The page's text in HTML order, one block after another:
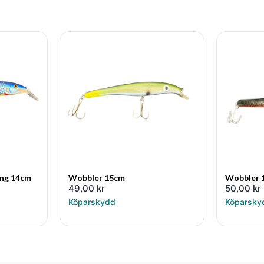
14cm Wobbler 15cm
49,00 kr
Köparskydd
Wobbler
50,00 kr